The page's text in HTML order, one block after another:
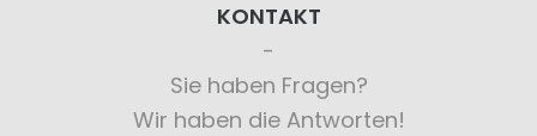
KONTAKT
Sie haben Fragen?
Wir haben die Antworten!